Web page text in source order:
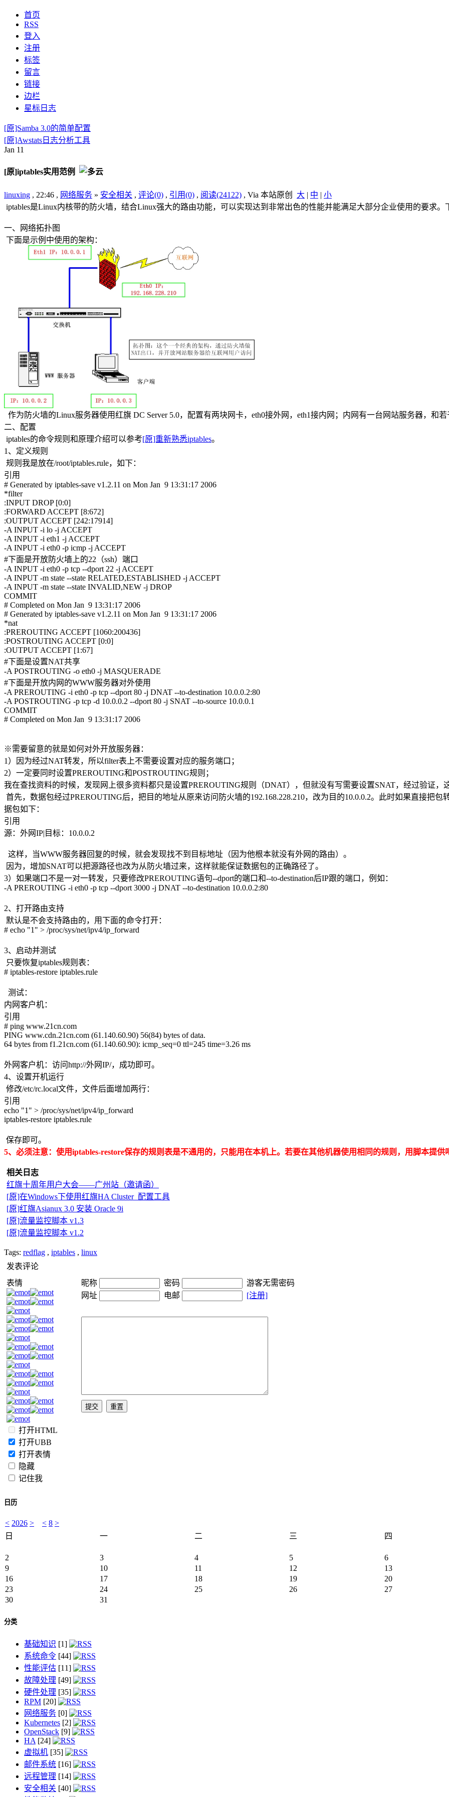
首页
RSS
登入
注册
标签
留言
链接
边栏
星标日志
[原]Samba 3.0的简单配置
[原]Awstats日志分析工具
Jan 11
[原]iptables实用范例
linuxing , 22:46 , 网络服务 » 安全相关 , 评论(0) , 引用(0) , 阅读(24122) , Via 本站原创 大 | 中 | 小
iptables是Linux内核带的防火墙，结合Linux强大的路由功能，可以实现达到非常出色的性能并能满足大部分企业使用的要求
一、网络拓扑图
下面是示例中使用的架构：
作为防火墙的Linux服务器使用红旗 DC Server 5.0，配置有两块网卡，eth0接外网，eth1接内网；内网有一台网站服务器，和
二、配置
iptables的命令规则和原理介绍可以参考[原]重新熟悉iptables。
1、定义规则
规则我是放在/root/iptables.rule，如下：
引用
# Generated by iptables-save v1.2.11 on Mon Jan 9 13:31:17 2006
*filter
:INPUT DROP [0:0]
:FORWARD ACCEPT [8:672]
:OUTPUT ACCEPT [242:17914]
-A INPUT -i lo -j ACCEPT
-A INPUT -i eth1 -j ACCEPT
-A INPUT -i eth0 -p icmp -j ACCEPT
#下面是开放防火墙上的22（ssh）端口
-A INPUT -i eth0 -p tcp --dport 22 -j ACCEPT
-A INPUT -m state --state RELATED,ESTABLISHED -j ACCEPT
-A INPUT -m state --state INVALID,NEW -j DROP
COMMIT
# Completed on Mon Jan 9 13:31:17 2006
# Generated by iptables-save v1.2.11 on Mon Jan 9 13:31:17 2006
*nat
:PREROUTING ACCEPT [1060:200436]
:POSTROUTING ACCEPT [0:0]
:OUTPUT ACCEPT [1:67]
#下面是设置NAT共享
-A POSTROUTING -o eth0 -j MASQUERADE
#下面是开放内网的WWW服务器对外使用
-A PREROUTING -i eth0 -p tcp --dport 80 -j DNAT --to-destination 10.0.0.2:80
-A POSTROUTING -p tcp -d 10.0.0.2 --dport 80 -j SNAT --to-source 10.0.0.1
COMMIT
# Completed on Mon Jan 9 13:31:17 2006
※需要留意的就是如何对外开放服务器：
1）因为经过NAT转发，所以filter表上不需要设置对应的服务端口；
2）一定要同时设置PREROUTING和POSTROUTING规则；
我在查找资料的时候，发现网上很多资料都只是设置PREROUTING规则（DNAT），但就没有写需要设置SNAT，经过验证，
首先，数据包经过PREROUTING后，把目的地址从原来访问防火墙的192.168.228.210，改为目的10.0.0.2。此时如果直接把
据包如下：
引用
源：外网IP|目标：10.0.0.2
这样，当WWW服务器回复的时候，就会发现找不到目标地址（因为他根本就没有外网的路由）。
因为，增加SNAT可以把源路径也改为从防火墙过来，这样就能保证数据包的正确路径了。
3）如果端口不是一对一转发，只要修改PREROUTING语句--dport的端口和--to-destination后IP跟的端口，例如：
-A PREROUTING -i eth0 -p tcp --dport 3000 -j DNAT --to-destination 10.0.0.2:80
2、打开路由支持
默认是不会支持路由的，用下面的命令打开：
# echo "1" > /proc/sys/net/ipv4/ip_forward
3、启动并测试
只要恢复iptables规则表：
# iptables-restore iptables.rule
测试：
内网客户机：
引用
# ping www.21cn.com
PING www.cdn.21cn.com (61.140.60.90) 56(84) bytes of data.
64 bytes from f1.21cn.com (61.140.60.90): icmp_seq=0 ttl=245 time=3.26 ms
外网客户机：访问http://外网IP/，成功即可。
4、设置开机运行
修改/etc/rc.local文件，文件后面增加两行：
引用
echo "1" > /proc/sys/net/ipv4/ip_forward
iptables-restore iptables.rule
保存即可。
5、必须注意：使用iptables-restore保存的规则表是不通用的，只能用在本机上。若要在其他机器使用相同的规则，用脚本提供
相关日志
红旗十周年用户大会——广州站（邀请函）
[原]在Windows下使用红旗HA Cluster 配置工具
[原]红旗Asianux 3.0 安装 Oracle 9i
[原]流量监控脚本 v1.3
[原]流量监控脚本 v1.2
Tags: redflag , iptables , linux
发表评论
表情
打开HTML
打开UBB
打开表情
隐藏
记住我
昵称 密码
游客无需密码
网址
电邮 [注册]
日历
< 2026 > < 8 >
日
一 二 三 四
2 3 4 5
6
9
10 11 12
13
16
17 18 19
20
23
24 25 26
27
30
31
分类
基础知识 [1]
系统命令 [44]
性能评估 [11]
故障处理 [49]
硬件处理 [35]
RPM [20]
网络服务 [0]
Kubernetes [2]
OpenStack [9]
HA[24]
虚拟机 [35]
邮件系统 [16]
远程管理 [14]
安全相关 [40]